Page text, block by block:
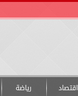
اقتصاد رياضة